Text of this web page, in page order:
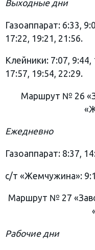
Выходные дни
Газоаппарат: 6:33,
17:22, 19:21, 21:56.
Клейники: 7:07, 9:44,
17:57, 19:54, 22:29.
Маршрут № 26
Ежедневно
Газоаппарат: 8:37,
с/т «Жемчужина»:
Маршрут № 27
Рабочие дни